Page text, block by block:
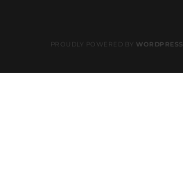
PROUDLY POWERED BY WORDPRESS